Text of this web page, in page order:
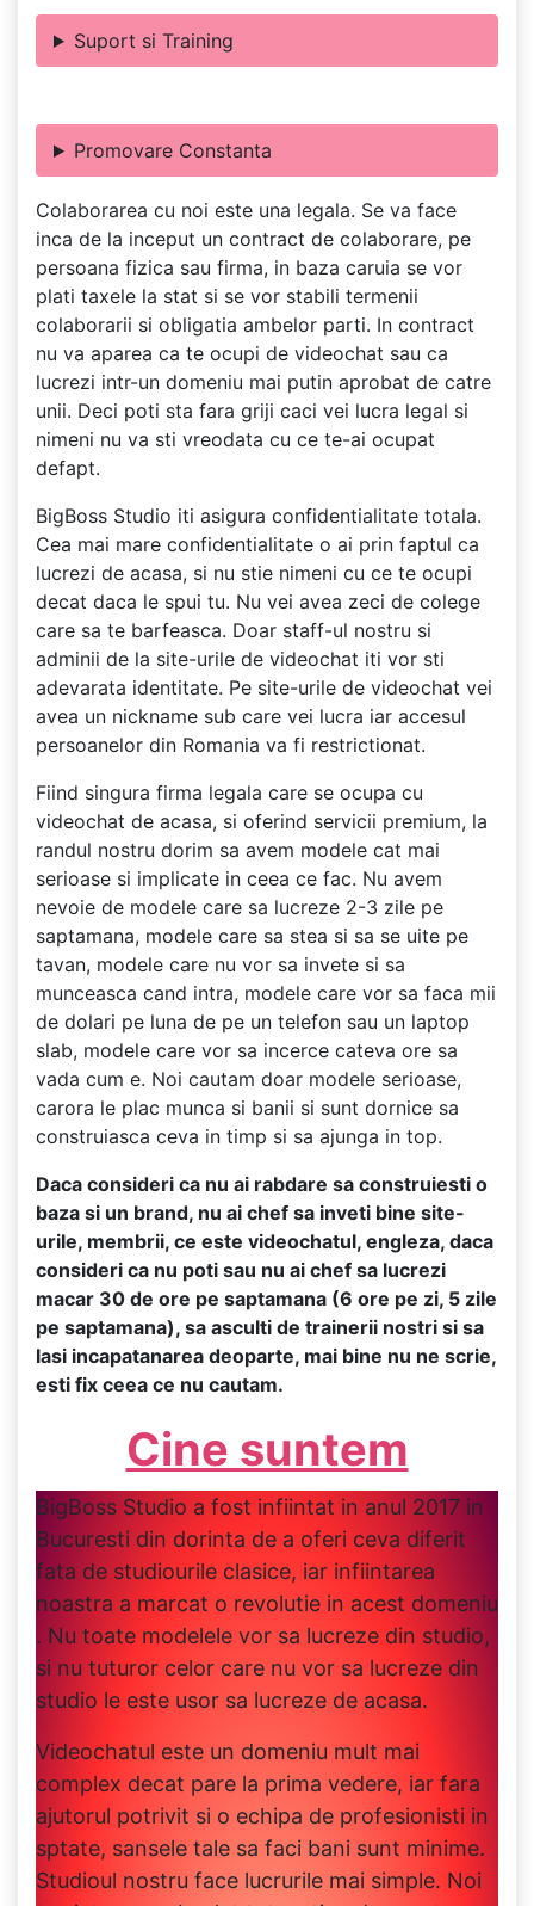
Suport si Training
Promovare Constanta
Colaborarea cu noi este una legala. Se va face
inca de la inceput un contract de colaborare, pe
persoana fizica sau firma, in baza caruia se vor
plati taxele la stat si se vor stabili termenii
colaborarii si obligatia ambelor parti. In contract
nu va aparea ca te ocupi de videochat sau ca
lucrezi intr-un domeniu mai putin aprobat de catre
unii. Deci poti sta fara griji caci vei lucra legal si
nimeni nu va sti vreodata cu ce te-ai ocupat
defapt.
BigBoss Studio iti asigura confidentialitate totala.
Cea mai mare confidentialitate o ai prin faptul ca
lucrezi de acasa, si nu stie nimeni cu ce te ocupi
decat daca le spui tu. Nu vei avea zeci de colege
care sa te barfeasca. Doar staff-ul nostru si
adminii de la site-urile de videochat iti vor sti
adevarata identitate. Pe site-urile de videochat vei
avea un nickname sub care vei lucra iar accesul
persoanelor din Romania va fi restrictionat.
Fiind singura firma legala care se ocupa cu
videochat de acasa, si oferind servicii premium, la
randul nostru dorim sa avem modele cat mai
serioase si implicate in ceea ce fac. Nu avem
nevoie de modele care sa lucreze 2-3 zile pe
saptamana, modele care sa stea si sa se uite pe
tavan, modele care nu vor sa invete si sa
munceasca cand intra, modele care vor sa faca mii
de dolari pe luna de pe un telefon sau un laptop
slab, modele care vor sa incerce cateva ore sa
vada cum e. Noi cautam doar modele serioase,
carora le plac munca si banii si sunt dornice sa
construiasca ceva in timp si sa ajunga in top.
Daca consideri ca nu ai rabdare sa construiesti o
baza si un brand, nu ai chef sa inveti bine site-
urile, membrii, ce este videochatul, engleza, daca
consideri ca nu poti sau nu ai chef sa lucrezi
macar 30 de ore pe saptamana (6 ore pe zi, 5 zile
pe saptamana), sa asculti de trainerii nostri si sa
lasi incapatanarea deoparte, mai bine nu ne scrie,
esti fix ceea ce nu cautam.
Cine suntem
BigBoss Studio a fost infiintat in anul 2017 in
Bucuresti din dorinta de a oferi ceva diferit
fata de studiourile clasice, iar infiintarea
noastra a marcat o revolutie in acest domeniu
. Nu toate modelele vor sa lucreze din studio,
si nu tuturor celor care nu vor sa lucreze din
studio le este usor sa lucreze de acasa.
Videochatul este un domeniu mult mai
complex decat pare la prima vedere, iar fara
ajutorul potrivit si o echipa de profesionisti in
sptate, sansele tale sa faci bani sunt minime.
Studioul nostru face lucrurile mai simple. Noi